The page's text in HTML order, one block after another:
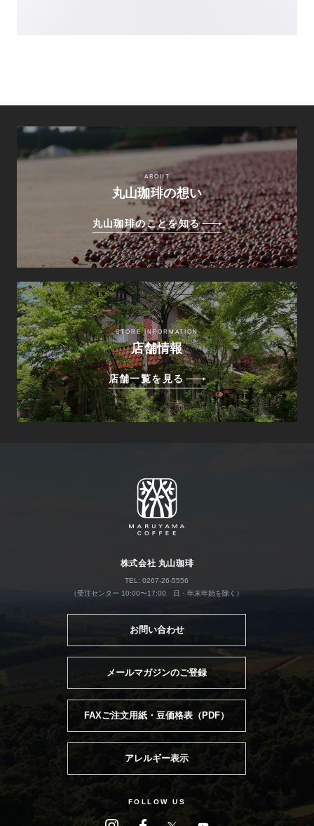
ABOUT
丸山珈琲の想い
丸山珈琲のことを知る
STORE INFORMATION
店舗情報
店舗一覧を見る
株式会社 丸山珈琲
TEL: 0267-26-5556
（受注センター 10:00〜17:00 日・年末年始を除く）
お問い合わせ
メールマガジンのご登録
FAXご注文用紙・豆価格表（PDF）
アレルギー表示
FOLLOW US